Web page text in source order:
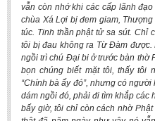
vẫn còn nhớ khi các cấp lãnh
chùa Xá Lợi bị đem giam,
túc. Tinh thần phật tử sa sút. Chỉ
tôi bị đau không ra Từ Đàm
ngồi trì chú Đại bi ở trước bàn thờ
bọn chúng biết mặt tôi, thấy tôi
“Chính bà ấy đó”, nhưng có
dám ngồi đó, phải đi tìm khắp các
bấy giờ, tôi chỉ còn cách nhờ